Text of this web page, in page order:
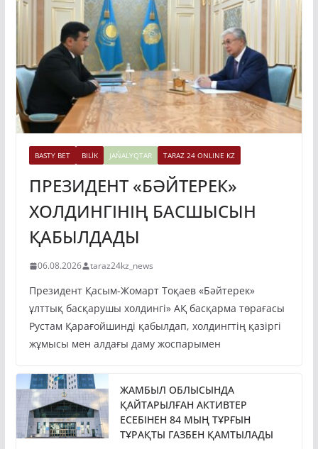
BASTY BET BILİK JAŃALYQTAR TARAZ 24 ONLINE KZ
ПРЕЗИДЕНТ «БӘЙТЕРЕК»
ХОЛДИНГІНІҢ БАСШЫСЫН
ҚАБЫЛДАДЫ
06.08.2026 taraz24kz_news
Президент Қасым-Жомарт Тоқаев «Бәйтерек»
ұлттық басқарушы холдингі» АҚ басқарма төрағасы
Рустам Қарағойшинді қабылдап, холдингтің қазіргі
жұмысы мен алдағы даму жоспарымен
ЖАМБЫЛ ОБЛЫСЫНДА
ҚАЙТАРЫЛҒАН АКТИВТЕР
ЕСЕБІНЕН 84 МЫҢ ТҰРҒЫН
ТҰРАҚТЫ ГАЗБЕН ҚАМТЫЛАДЫ